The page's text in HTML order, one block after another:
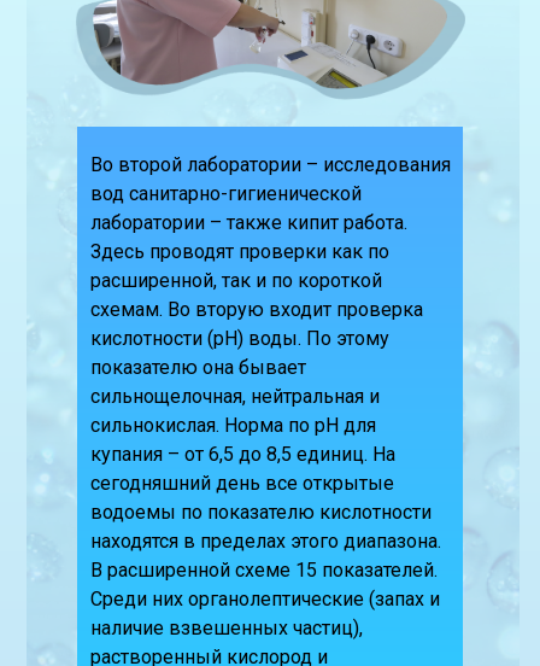
Во второй лаборатории – исследования
вод санитарно-гигиенической
лаборатории – также кипит работа.
Здесь проводят проверки как по
расширенной, так и по короткой
схемам. Во вторую входит проверка
кислотности (pH) воды. По этому
показателю она бывает
сильнощелочная, нейтральная и
сильнокислая. Норма по pH для
купания – от 6,5 до 8,5 единиц. На
сегодняшний день все открытые
водоемы по показателю кислотности
находятся в пределах этого диапазона.
В расширенной схеме 15 показателей.
Среди них органолептические (запах и
наличие взвешенных частиц),
растворенный кислород и